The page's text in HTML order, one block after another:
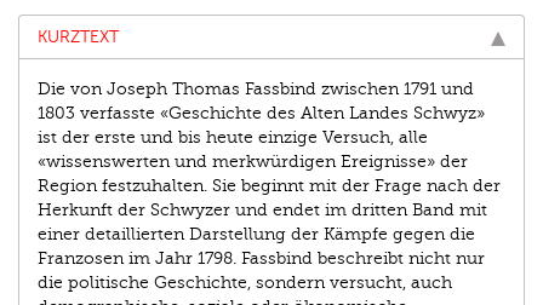
KURZTEXT
Die von Joseph Thomas Fassbind zwischen 1791 und
1803 verfasste «Geschichte des Alten Landes Schwyz»
ist der erste und bis heute einzige Versuch, alle
«wissenswerten und merkwürdigen Ereignisse» der
Region festzuhalten. Sie beginnt mit der Frage nach der
Herkunft der Schwyzer und endet im dritten Band mit
einer detaillierten Darstellung der Kämpfe gegen die
Franzosen im Jahr 1798. Fassbind beschreibt nicht nur
die politische Geschichte, sondern versucht, auch